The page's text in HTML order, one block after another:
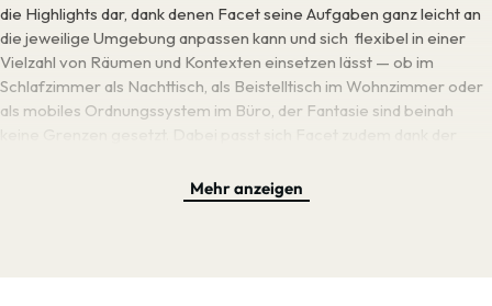
die Highlights dar, dank denen Facet seine Aufgaben ganz leicht an
die jeweilige Umgebung anpassen kann und sich flexibel in einer
Vielzahl von Räumen und Kontexten einsetzen lässt — ob im
Schlafzimmer als Nachttisch, als Beistelltisch im Wohnzimmer oder
als mobiles Ordnungssystem im Büro, der Fantasie sind beinah
Umgebung und Aufgabe an. Da Facet aus recyceltem Post-
Consumer-ABS hergestellt wird, können die Farben dabei von
Mehr anzeigen